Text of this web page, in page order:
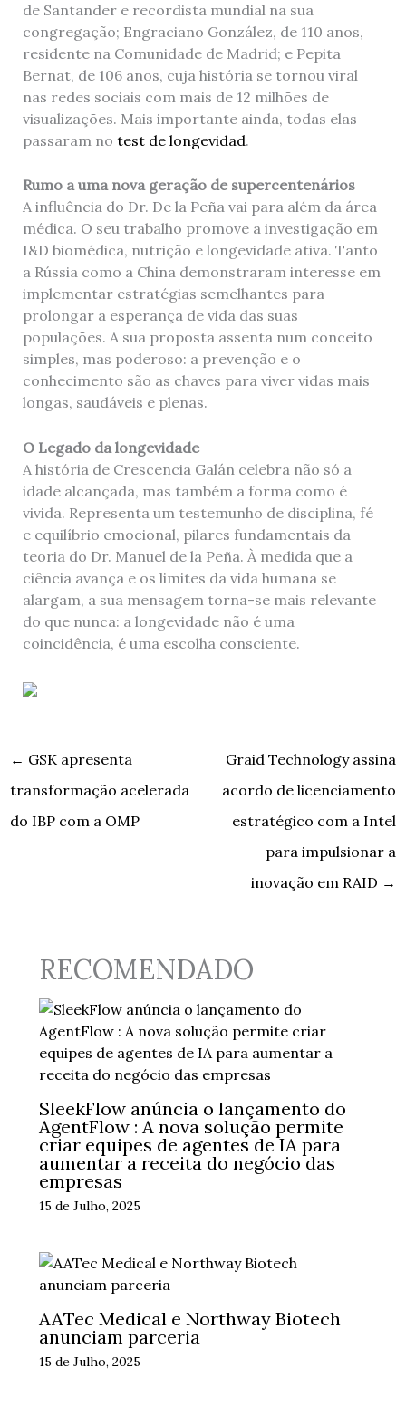
de Santander e recordista mundial na sua
congregação; Engraciano González, de 110 anos,
residente na Comunidade de Madrid; e Pepita
Bernat, de 106 anos, cuja história se tornou viral
nas redes sociais com mais de 12 milhões de
visualizações. Mais importante ainda, todas elas
passaram no test de longevidad.
Rumo a uma nova geração de supercentenários
A influência do Dr. De la Peña vai para além da área
médica. O seu trabalho promove a investigação em
I&D biomédica, nutrição e longevidade ativa. Tanto
a Rússia como a China demonstraram interesse em
implementar estratégias semelhantes para
prolongar a esperança de vida das suas
populações. A sua proposta assenta num conceito
simples, mas poderoso: a prevenção e o
conhecimento são as chaves para viver vidas mais
longas, saudáveis ​​e plenas.
O Legado da longevidade
A história de Crescencia Galán celebra não só a
idade alcançada, mas também a forma como é
vivida. Representa um testemunho de disciplina, fé
e equilíbrio emocional, pilares fundamentais da
teoria do Dr. Manuel de la Peña. À medida que a
ciência avança e os limites da vida humana se
alargam, a sua mensagem torna-se mais relevante
do que nunca: a longevidade não é uma
coincidência, é uma escolha consciente.
← GSK apresenta
transformação acelerada
do IBP com a OMP
Graid Technology assina
acordo de licenciamento
estratégico com a Intel
para impulsionar a
inovação em RAID →
RECOMENDADO
SleekFlow anúncia o lançamento do
AgentFlow : A nova solução permite
criar equipes de agentes de IA para
aumentar a receita do negócio das
empresas
15 de Julho, 2025
AATec Medical e Northway Biotech
anunciam parceria
15 de Julho, 2025